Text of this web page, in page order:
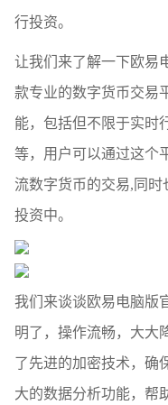
行投资。
让我们来了解一下欧易
款专业的数字货币交易
能，包括但不限于实时
等，用户可以通过这个
流数字货币的交易,同
投资中。
我们来谈谈欧易电脑版
明了，操作流畅，大大
了先进的加密技术，确
大的数据分析功能，帮